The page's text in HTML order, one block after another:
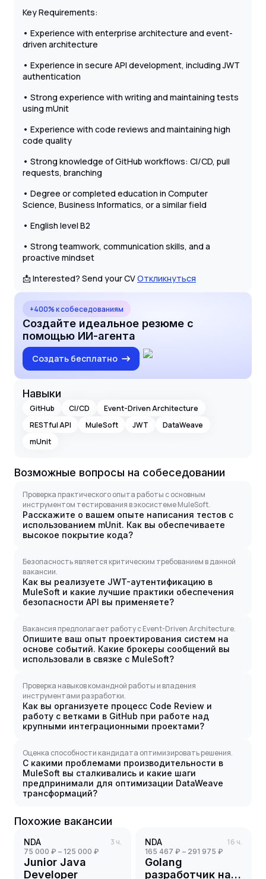
Key Requirements:
• Experience with enterprise architecture and event-
driven architecture
• Experience in secure API development, including JWT
authentication
• Strong experience with writing and maintaining tests
using mUnit
• Experience with code reviews and maintaining high
code quality
• Strong knowledge of GitHub workflows: CI/CD, pull
requests, branching
• Degree or completed education in Computer
Science, Business Informatics, or a similar field
• English level B2
• Strong teamwork, communication skills, and a
proactive mindset
📩 Interested? Send your CVОткликнуться
+400% к собеседованиям
Создайте идеальное резюме с
помощью ИИ-агента
Создать бесплатно
Навыки
GitHub CI/CD
Event-Driven Architecture
RESTful API
MuleSoft JWT
DataWeave
mUnit
Возможные вопросы на собеседовании
Проверка практического опыта работы с основным
инструментом тестирования в экосистеме MuleSoft.
Расскажите о вашем опыте написания тестов с
использованием mUnit. Как вы обеспечиваете
высокое покрытие кода?
Безопасность является критическим требованием в данной
вакансии.
Как вы реализуете JWT-аутентификацию в
MuleSoft и какие лучшие практики обеспечения
безопасности API вы применяете?
Вакансия предполагает работу с Event-Driven Architecture.
Опишите ваш опыт проектирования систем на
основе событий. Какие брокеры сообщений вы
использовали в связке с MuleSoft?
Проверка навыков командной работы и владения
инструментами разработки.
Как вы организуете процесс Code Review и
работу с ветками в GitHub при работе над
крупными интеграционными проектами?
Оценка способности кандидата оптимизировать решения.
С какими проблемами производительности в
MuleSoft вы сталкивались и какие шаги
предпринимали для оптимизации DataWeave
трансформаций?
Похожие вакансии
NDA 3 ч.
75 000 ₽ – 125 000 ₽
Junior Java
Developer
NDA 16 ч.
165 467 ₽ – 291 975 ₽
Golang
разработчик на